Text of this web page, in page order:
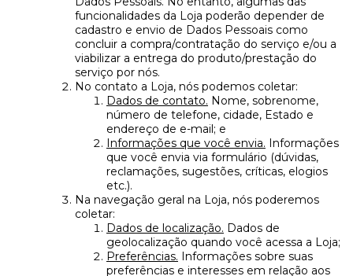
funcionalidades da Loja poderão depender de
cadastro e envio de Dados Pessoais como
concluir a compra/contratação do serviço e/ou a
viabilizar a entrega do produto/prestação do
serviço por nós.
No contato a Loja, nós podemos coletar:
Dados de contato. Nome, sobrenome,
número de telefone, cidade, Estado e
endereço de e-mail; e
Informações que você envia. Informações
que você envia via formulário (dúvidas,
reclamações, sugestões, críticas, elogios
etc.).
Na navegação geral na Loja, nós poderemos
coletar:
Dados de localização. Dados de
geolocalização quando você acessa a Loja;
Preferências. Informações sobre suas
preferências e interesses em relação aos